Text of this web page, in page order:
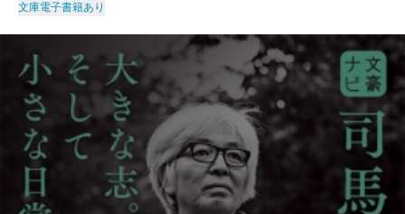
文庫電子書籍あり